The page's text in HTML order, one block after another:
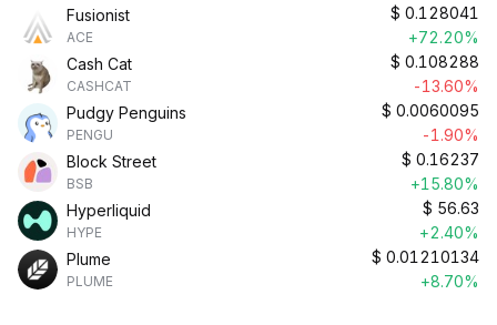
Fusionist
ACE
$ 0.128041
+72.20%
Cash Cat
CASHCAT
$ 0.108288
-13.60%
Pudgy Penguins
PENGU
$ 0.0060095
-1.90%
Block Street
BSB
$ 0.16237
+15.80%
Hyperliquid
HYPE
$ 56.63
+2.40%
Plume
PLUME
$ 0.01210134
+8.70%